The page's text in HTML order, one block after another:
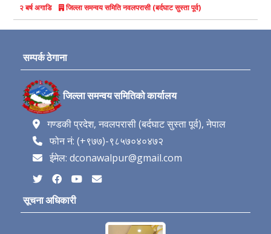
२ बर्ष अगाडि जिल्ला समन्वय समिति नवलपरासी (बर्दघाट सुस्ता पूर्व)
सम्पर्क ठेगाना
जिल्ला समन्वय समितिको कार्यालय
गण्डकी प्रदेश, नवलपरासी (बर्दघाट सुस्ता पूर्व), नेपाल
फोन नं: (+९७७)-९८५७०४०४७२
ईमेल: dconawalpur@gmail.com
सूचना अधिकारी